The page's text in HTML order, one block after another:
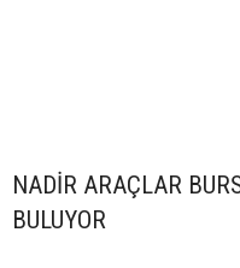
NADİR ARAÇLAR
BULUYOR